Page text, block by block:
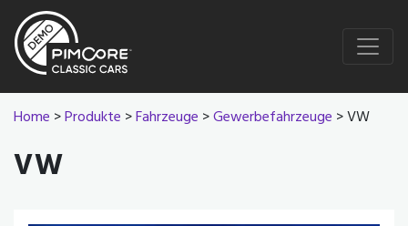
Home >Produkte >Fahrzeuge >Gewerbefahrzeuge > VW
VW